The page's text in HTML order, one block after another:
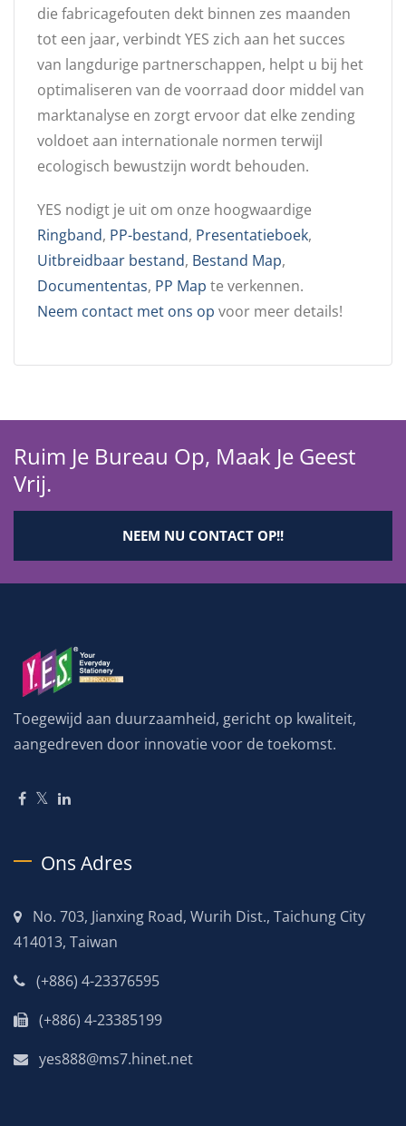
die fabricagefouten dekt binnen zes maanden
tot een jaar, verbindt YES zich aan het succes
van langdurige partnerschappen, helpt u bij het
optimaliseren van de voorraad door middel van
marktanalyse en zorgt ervoor dat elke zending
voldoet aan internationale normen terwijl
ecologisch bewustzijn wordt behouden.
YES nodigt je uit om onze hoogwaardige
Ringband, PP-bestand, Presentatieboek,
Uitbreidbaar bestand, Bestand Map,
Documententas, PP Map te verkennen.
Neem contact met ons op voor meer details!
Ruim Je Bureau Op, Maak Je Geest
Vrij.
NEEM NU CONTACT OP!!
Toegewijd aan duurzaamheid, gericht op kwaliteit,
aangedreven door innovatie voor de toekomst.
Ons Adres
No. 703, Jianxing Road, Wurih Dist., Taichung City
414013, Taiwan
(+886) 4-23376595
(+886) 4-23385199
yes888@ms7.hinet.net